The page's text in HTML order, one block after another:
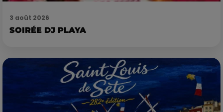
3 août 2026
SOIRÉE DJ PLAYA